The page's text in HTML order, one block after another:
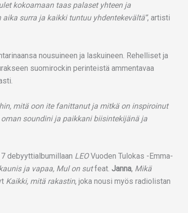
kokoamaan taas palaset yhteen ja
surra ja kaikki tuntuu yhdentekevältä”, artisti
nousuineen ja laskuineen. Rehelliset ja
suomirockin perinteistä ammentavaa
mitä oon ite fanittanut ja mitkä on inspiroinut
soundini ja paikkani biisintekijänä ja
debyyttialbumillaan LEOVuoden Tulokas -Emma-
ja vapaa, Mul on sutfeat. Janna, Mikä
Kaikki, mitä rakastin, joka nousi myös radiolistan